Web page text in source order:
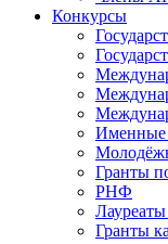
Конкурсы
Именные
Гранты
РНФ
Гранты